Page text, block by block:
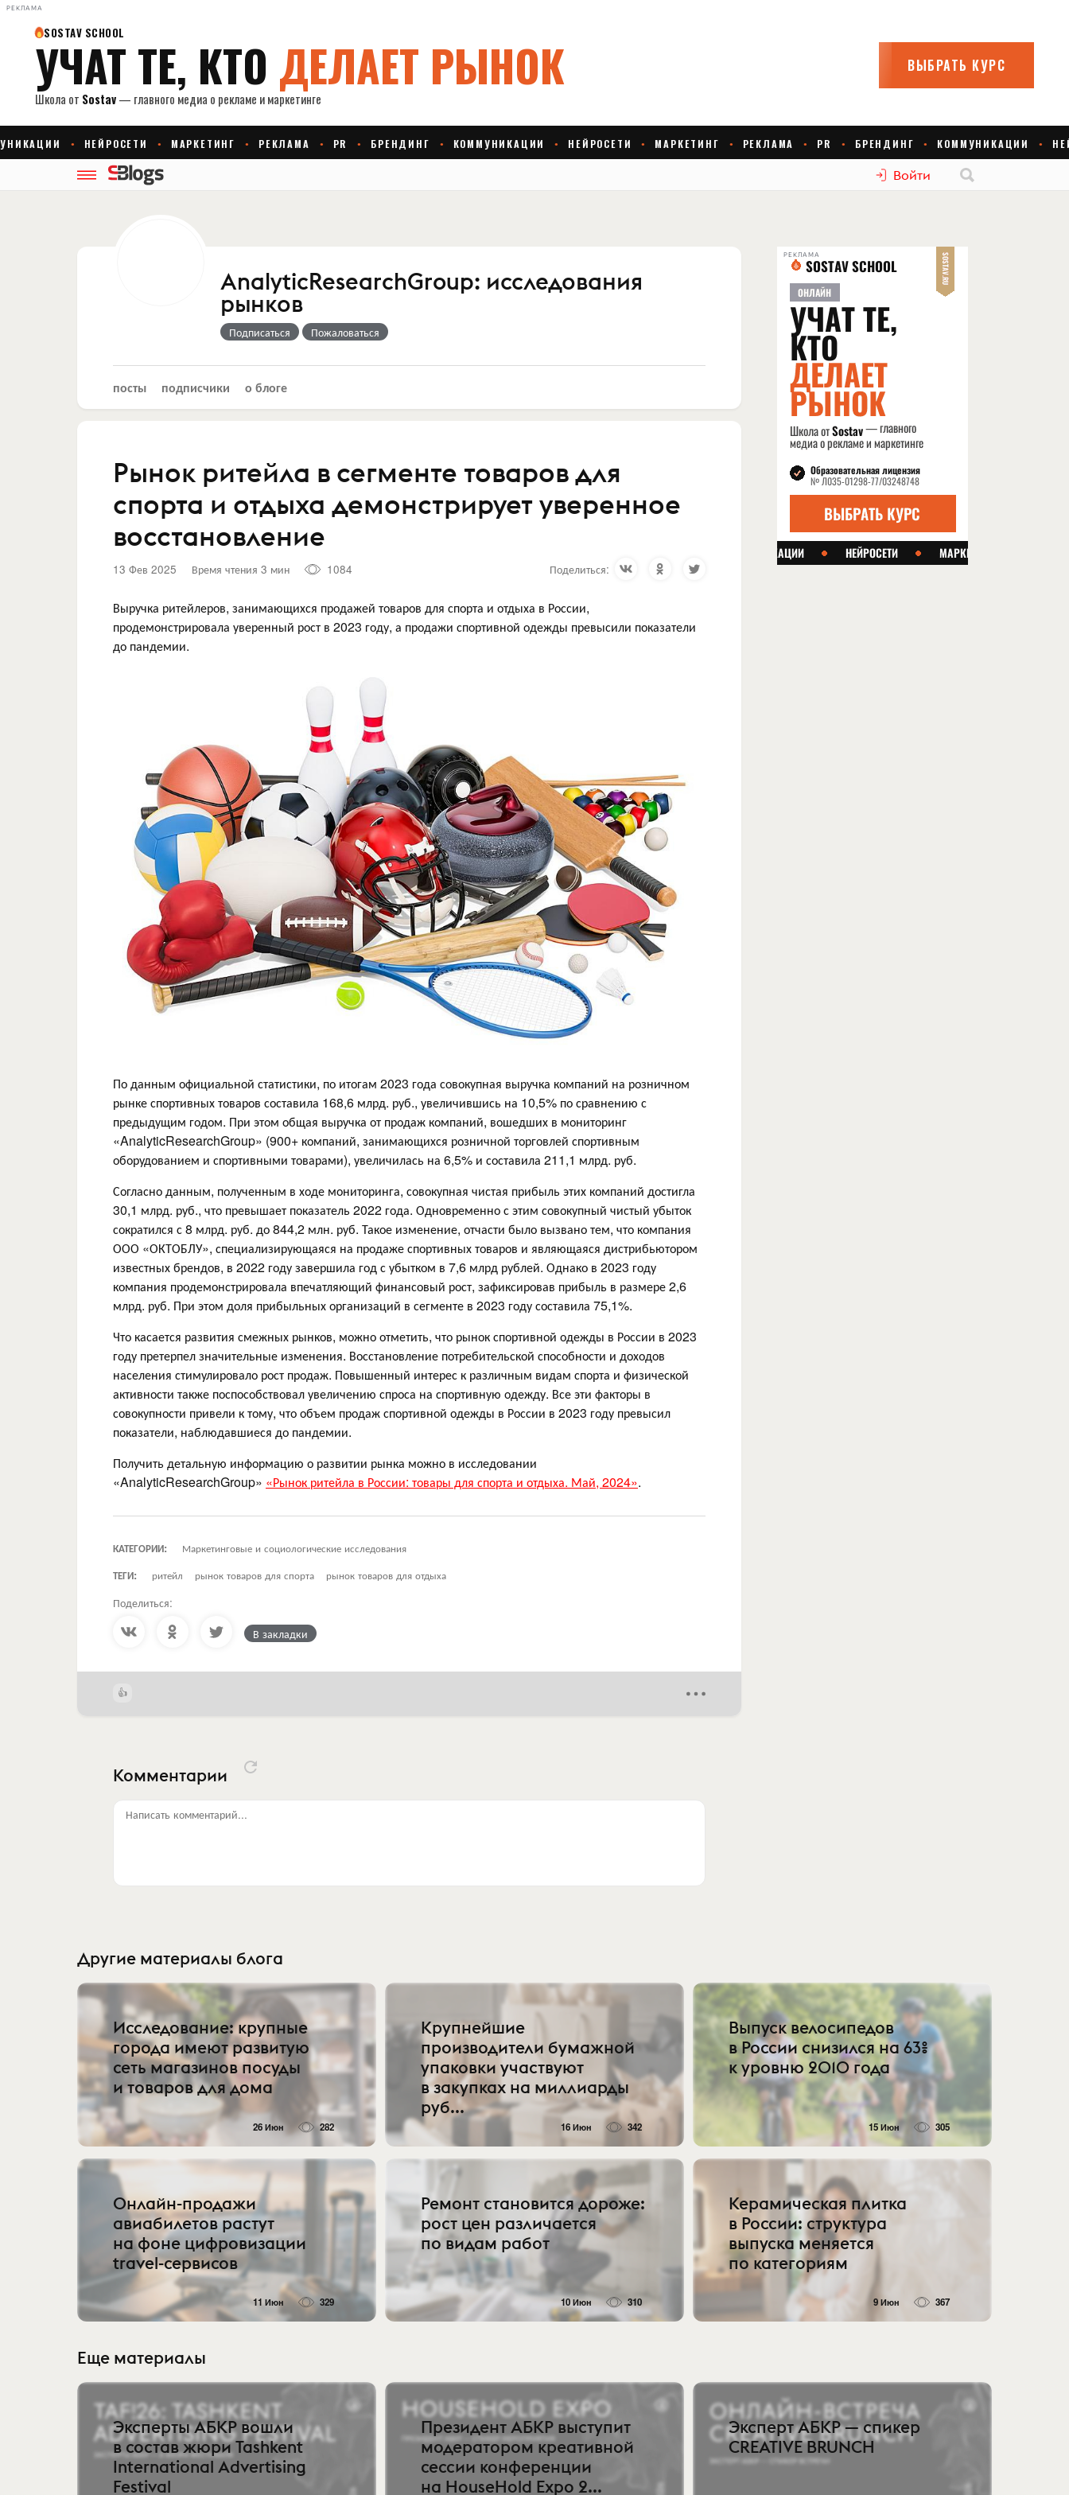
РЕКЛАМА
Войти
AnalyticResearchGroup: исследования
рынков
Подписаться Пожаловаться
посты подписчики о блоге
Рынок ритейла в сегменте товаров для
спорта и отдыха демонстрирует уверенное
восстановление
13 Фев 2025 Время чтения 3 мин 1084 Поделиться:
Выручка ритейлеров, занимающихся продажей товаров для спорта и отдыха в России,
продемонстрировала уверенный рост в 2023 году, а продажи спортивной одежды превысили показатели
до пандемии.
По данным официальной статистики, по итогам 2023 года совокупная выручка компаний на розничном
рынке спортивных товаров составила 168,6 млрд. руб., увеличившись на 10,5% по сравнению с
предыдущим годом. При этом общая выручка от продаж компаний, вошедших в мониторинг
«AnalyticResearchGroup» (900+ компаний, занимающихся розничной торговлей спортивным
оборудованием и спортивными товарами), увеличилась на 6,5% и составила 211,1 млрд. руб.
Согласно данным, полученным в ходе мониторинга, совокупная чистая прибыль этих компаний достигла
30,1 млрд. руб., что превышает показатель 2022 года. Одновременно с этим совокупный чистый убыток
сократился с 8 млрд. руб. до 844,2 млн. руб. Такое изменение, отчасти было вызвано тем, что компания
ООО «ОКТОБЛУ», специализирующаяся на продаже спортивных товаров и являющаяся дистрибьютором
известных брендов, в 2022 году завершила год с убытком в 7,6 млрд рублей. Однако в 2023 году
компания продемонстрировала впечатляющий финансовый рост, зафиксировав прибыль в размере 2,6
млрд. руб. При этом доля прибыльных организаций в сегменте в 2023 году составила 75,1%.
Что касается развития смежных рынков, можно отметить, что рынок спортивной одежды в России в 2023
году претерпел значительные изменения. Восстановление потребительской способности и доходов
населения стимулировало рост продаж. Повышенный интерес к различным видам спорта и физической
активности также поспособствовал увеличению спроса на спортивную одежду. Все эти факторы в
совокупности привели к тому, что объем продаж спортивной одежды в России в 2023 году превысил
показатели, наблюдавшиеся до пандемии.
Получить детальную информацию о развитии рынка можно в исследовании
«AnalyticResearchGroup» «Рынок ритейла в России: товары для спорта и отдыха. Май, 2024».
КАТЕГОРИИ:
Маркетинговые и социологические исследования
ТЕГИ:
ритейл рынок товаров для спорта рынок товаров для отдыха
Поделиться:
В закладки
Комментарии
Написать комментарий...
РЕКЛАМА
Другие материалы блога
Исследование: крупные
города имеют развитую
сеть магазинов посуды
и товаров для дома
26 Июн 282
Крупнейшие
производители бумажной
упаковки участвуют
в закупках на миллиарды
руб...
16 Июн 342
Выпуск велосипедов
в России снизился на 63%
к уровню 2010 года
15 Июн 305
Онлайн-продажи
авиабилетов растут
на фоне цифровизации
travel-сервисов
11 Июн 329
Ремонт становится дороже:
рост цен различается
по видам работ
10 Июн 310
Керамическая плитка
в России: структура
выпуска меняется
по категориям
9 Июн 367
Еще материалы
Эксперты АБКР вошли
в состав жюри Tashkent
International Advertising
Festival
Президент АБКР выступит
модератором креативной
сессии конференции
на HouseHold Expo 2...
Эксперт АБКР — спикер
CREATIVE BRUNCH